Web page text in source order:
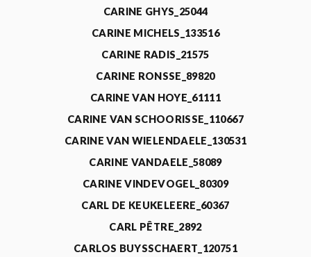
CARINE GHYS_25044
CARINE MICHELS_133516
CARINE RADIS_21575
CARINE RONSSE_89820
CARINE VAN HOYE_61111
CARINE VAN SCHOORISSE_110667
CARINE VAN WIELENDAELE_130531
CARINE VANDAELE_58089
CARINE VINDEVOGEL_80309
CARL DE KEUKELEERE_60367
CARL PÊTRE_2892
CARLOS BUYSSCHAERT_120751